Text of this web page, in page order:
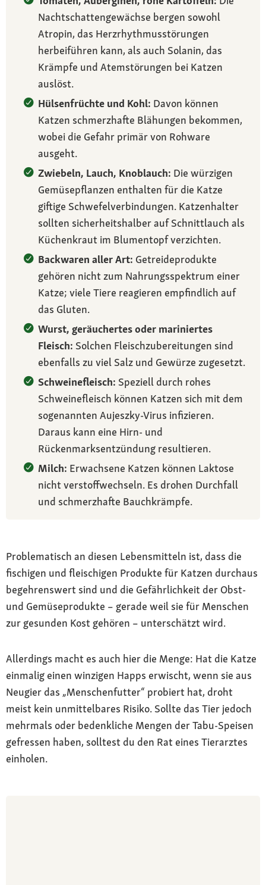
Nachtschattengewächse bergen sowohl
Atropin, das Herzrhythmusstörungen
herbeiführen kann, als auch Solanin, das
Krämpfe und Atemstörungen bei Katzen
auslöst.
Hülsenfrüchte und Kohl: Davon können
Katzen schmerzhafte Blähungen bekommen,
wobei die Gefahr primär von Rohware
ausgeht.
Zwiebeln, Lauch, Knoblauch: Die würzigen
Gemüsepflanzen enthalten für die Katze
giftige Schwefelverbindungen. Katzenhalter
sollten sicherheitshalber auf Schnittlauch als
Küchenkraut im Blumentopf verzichten.
Backwaren aller Art: Getreideprodukte
gehören nicht zum Nahrungsspektrum einer
Katze; viele Tiere reagieren empfindlich auf
das Gluten.
Wurst, geräuchertes oder mariniertes
Fleisch: Solchen Fleischzubereitungen sind
ebenfalls zu viel Salz und Gewürze zugesetzt.
Schweinefleisch: Speziell durch rohes
Schweinefleisch können Katzen sich mit dem
sogenannten Aujeszky-Virus infizieren.
Daraus kann eine Hirn- und
Rückenmarksentzündung resultieren.
Milch: Erwachsene Katzen können Laktose
nicht verstoffwechseln. Es drohen Durchfall
und schmerzhafte Bauchkrämpfe.
Problematisch an diesen Lebensmitteln ist, dass die
fischigen und fleischigen Produkte für Katzen durchaus
begehrenswert sind und die Gefährlichkeit der Obst-
und Gemüseprodukte – gerade weil sie für Menschen
zur gesunden Kost gehören – unterschätzt wird.
Allerdings macht es auch hier die Menge: Hat die Katze
einmalig einen winzigen Happs erwischt, wenn sie aus
Neugier das „Menschenfutter“ probiert hat, droht
meist kein unmittelbares Risiko. Sollte das Tier jedoch
mehrmals oder bedenkliche Mengen der Tabu-Speisen
gefressen haben, solltest du den Rat eines Tierarztes
einholen.